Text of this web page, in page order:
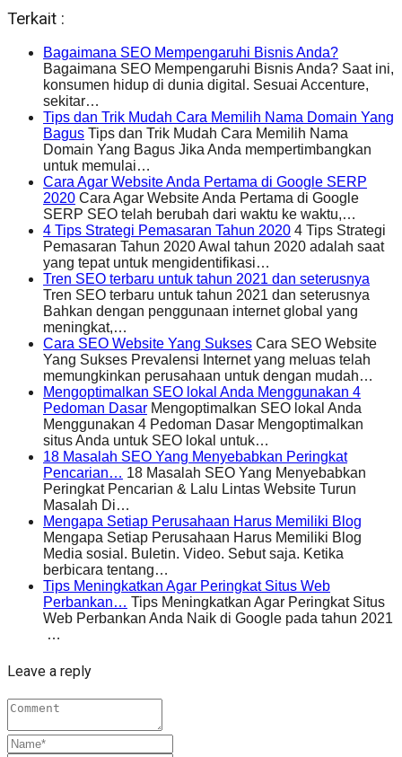
Terkait :
Bagaimana SEO Mempengaruhi Bisnis Anda?
Bagaimana SEO Mempengaruhi Bisnis Anda? Saat ini,
konsumen hidup di dunia digital. Sesuai Accenture,
sekitar…
Tips dan Trik Mudah Cara Memilih Nama Domain Yang
Bagus Tips dan Trik Mudah Cara Memilih Nama
Domain Yang Bagus Jika Anda mempertimbangkan
untuk memulai…
Cara Agar Website Anda Pertama di Google SERP
2020 Cara Agar Website Anda Pertama di Google
SERP SEO telah berubah dari waktu ke waktu,…
4 Tips Strategi Pemasaran Tahun 2020 4 Tips Strategi
Pemasaran Tahun 2020 Awal tahun 2020 adalah saat
yang tepat untuk mengidentifikasi…
Tren SEO terbaru untuk tahun 2021 dan seterusnya
Tren SEO terbaru untuk tahun 2021 dan seterusnya
Bahkan dengan penggunaan internet global yang
meningkat,…
Cara SEO Website Yang Sukses Cara SEO Website
Yang Sukses Prevalensi Internet yang meluas telah
memungkinkan perusahaan untuk dengan mudah…
Mengoptimalkan SEO lokal Anda Menggunakan 4
Pedoman Dasar Mengoptimalkan SEO lokal Anda
Menggunakan 4 Pedoman Dasar Mengoptimalkan
situs Anda untuk SEO lokal untuk…
18 Masalah SEO Yang Menyebabkan Peringkat
Pencarian… 18 Masalah SEO Yang Menyebabkan
Peringkat Pencarian & Lalu Lintas Website Turun
Masalah Di…
Mengapa Setiap Perusahaan Harus Memiliki Blog
Mengapa Setiap Perusahaan Harus Memiliki Blog
Media sosial. Buletin. Video. Sebut saja. Ketika
berbicara tentang…
Tips Meningkatkan Agar Peringkat Situs Web
Perbankan… Tips Meningkatkan Agar Peringkat Situs
Web Perbankan Anda Naik di Google pada tahun 2021
…
Leave a reply